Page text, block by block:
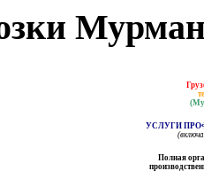
УСЛУГИ
Полная